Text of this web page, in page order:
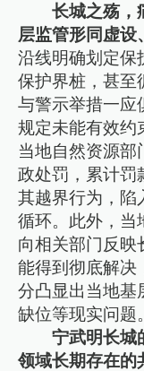
长城之殇，
层监管形同虚设
沿线明确划定保
保护界桩，甚至
与警示举措一应
规定未能有效约
当地自然资源部
政处罚，累计罚
其越界行为，陷
循环。此外，当
向相关部门反映
能得到彻底解决
分凸显出当地基
缺位等现实问题。
宁武明长城
领域长期存在的